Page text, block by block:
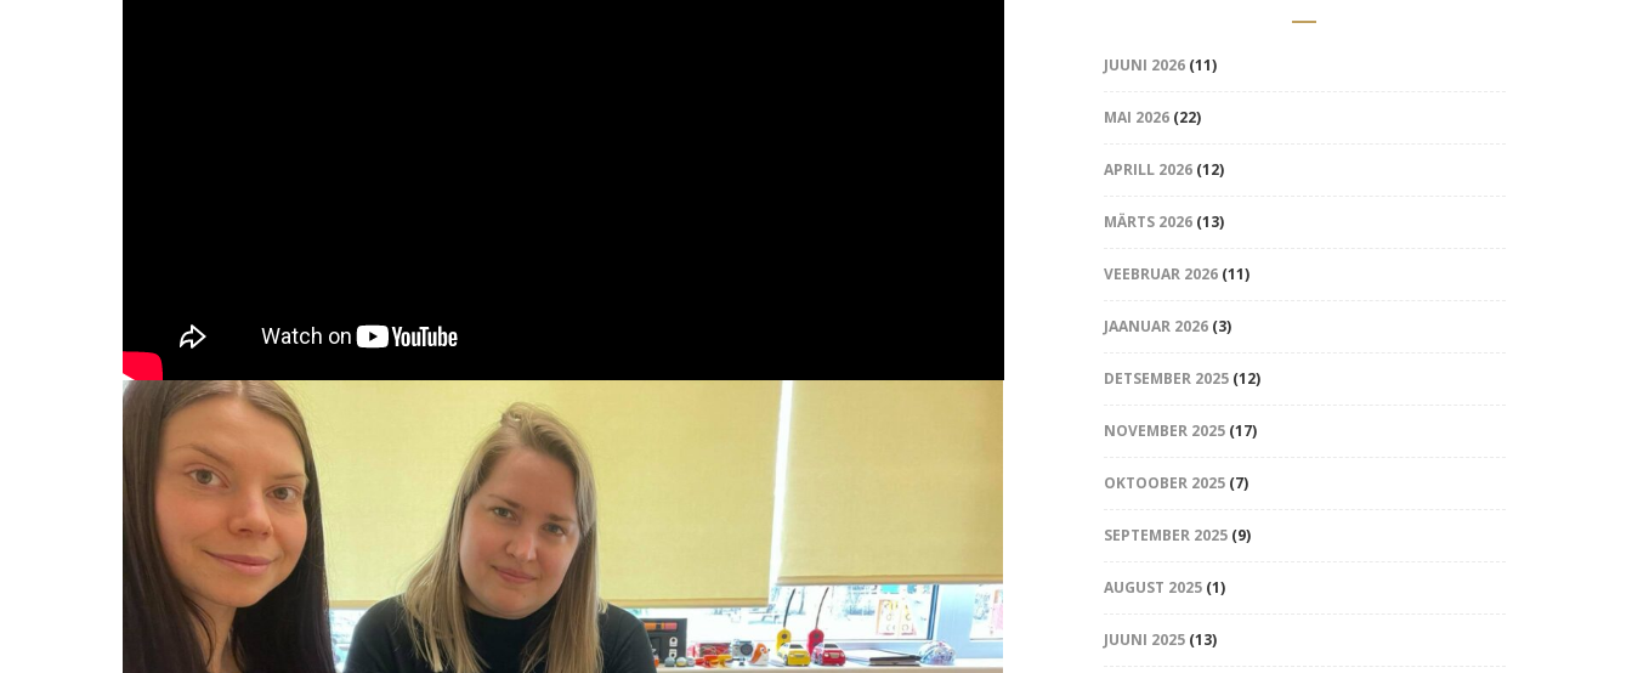
JUUNI 2026(11)
MAI 2026(22)
APRILL 2026(12)
MÄRTS 2026(13)
VEEBRUAR 2026(11)
JAANUAR 2026(3)
DETSEMBER 2025(12)
NOVEMBER 2025(17)
OKTOOBER 2025(7)
SEPTEMBER 2025(9)
AUGUST 2025(1)
JUUNI 2025(13)